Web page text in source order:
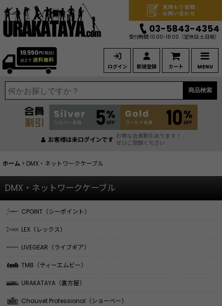
ログイン 新規登録 カート MENU
見積もり依頼
お問い合わせ
03-5843-4354
受付時間 10:00-18:00 （定休日:土日祝）
商品検索
お客様は未ログインです お得な会員割引あります！
ぜひご登録ください
ホーム > DMX・ネットワークケーブル
DMX・ネットワークケーブル
CPOINT（シーポイント）
LEX（レックス）
LIVEGEAR（ライブギア）
TMB（ティーエムビー）
URAKATAYA（裏方屋）
Chauvet Professional（ショーベー）